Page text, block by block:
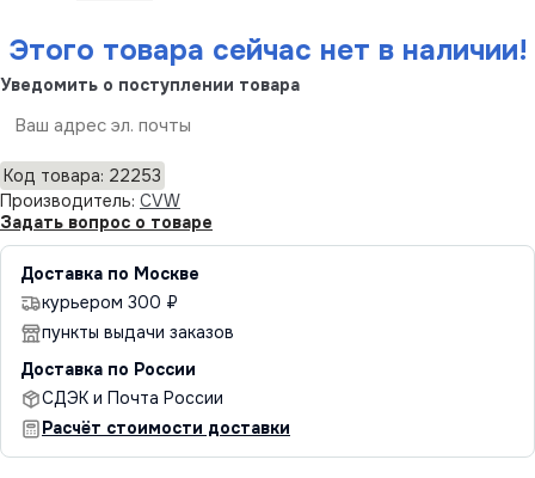
Этого товара сейчас нет в наличии!
Уведомить о поступлении товара
Код товара: 22253
Производитель: CVW
Задать вопрос о товаре
Доставка по Москве
курьером 300 ₽
пункты выдачи заказов
Доставка по России
СДЭК и Почта России
Расчёт стоимости доставки